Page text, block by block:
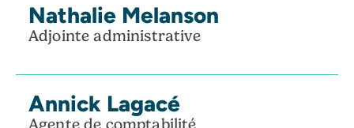
Nathalie Melanson
Adjointe administrative
Annick Lagacé
Agente de comptabilité